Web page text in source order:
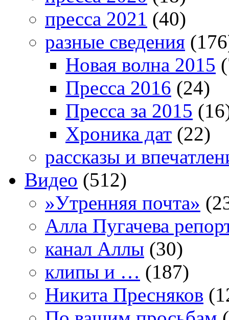
пресса 2021 (40)
разные сведения
Новая волна 2015
Пресса 2016 (24)
Пресса за 2015
Хроника дат (22)
рассказы и
Видео (512)
»Утренняя почта»
Алла Пугачева
канал Аллы (30)
клипы и … (187)
Никита Пресняков